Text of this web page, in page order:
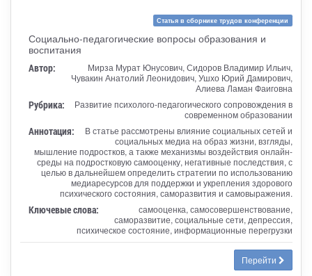
Статья в сборнике трудов конференции
Социально-педагогические вопросы образования и
воспитания
Автор:
Мирза Мурат Юнусович, Сидоров Владимир Ильич,
Чувакин Анатолий Леонидович, Ушхо Юрий Дамирович,
Алиева Ламан Фаиговна
Рубрика:
Развитие психолого-педагогического сопровождения в
современном образовании
Аннотация:
В статье рассмотрены влияние социальных сетей и
социальных медиа на образ жизни, взгляды,
мышление подростков, а также механизмы воздействия онлайн-
среды на подростковую самооценку, негативные последствия, с
целью в дальнейшем определить стратегии по использованию
медиаресурсов для поддержки и укрепления здорового
психического состояния, саморазвития и самовыражения.
Ключевые слова:
самооценка, самосовершенствование,
саморазвитие, социальные сети, депрессия,
психическое состояние, информационные перегрузки
Перейти